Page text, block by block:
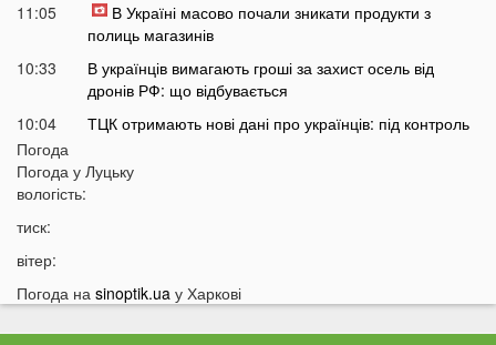
11:05
В Україні масово почали зникати продукти з
полиць магазинів
10:33
В українців вимагають гроші за захист осель від
дронів РФ: що відбувається
10:04
ТЦК отримають нові дані про українців: під контроль
09:32
На війні загинув волинянин, якого 16 місяців
09:03
08:50
травмований
Погода
Погода у Луцьку
вологість:
тиск:
вітер:
Погода на sinoptik.ua у Харкові